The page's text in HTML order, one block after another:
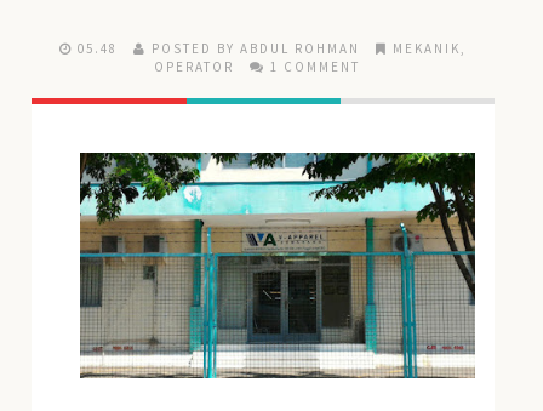
05.48 POSTED BY ABDUL ROHMAN MEKANIK
OPERATOR
1 COMMENT